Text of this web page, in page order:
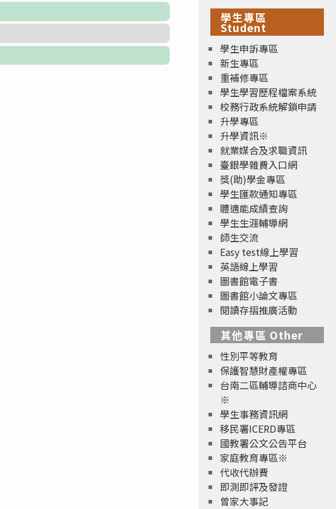
學生專區
Student
學生申訴專區
新生專區
重補修專區
學生學習歷程檔案系統
校務行政系統解鎖申請
升學專區
升學資訊※
就業媒合及求職資訊
臺銀學雜費入口網
獎(助)學金專區
學生匯款通知專區
體適能成績查詢
學生生涯輔導網
師生交流
Easy test線上學習
英語線上學習
圖書館電子書
圖書館小論文專區
閱讀存摺推廣活動
其他專區 Other
性別平等教育
保護智慧財產權專區
台南二區輔導諮商中心
※
學生事務資訊網
移民署ICERD專區
國教署公文公告平台
家庭教育專區※
代收代辦費
即測即評及發證
曾家大事記